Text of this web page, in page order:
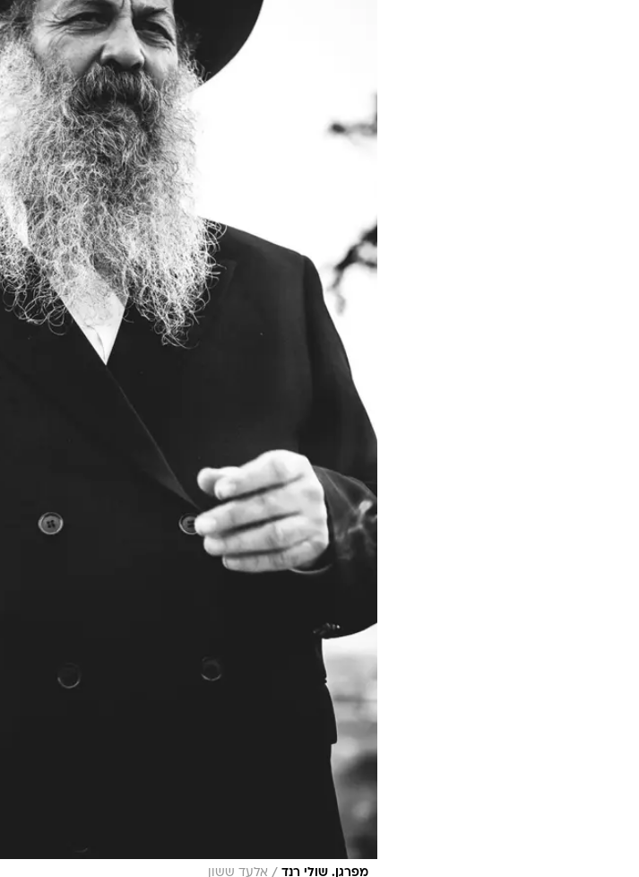
מפרגן. שולי רנד / אלעד ששון